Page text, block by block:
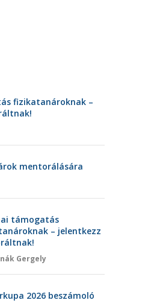
fizikatanároknak –
mentorálására
támogatás
– jelentkezz
Gergely
2026 beszámoló